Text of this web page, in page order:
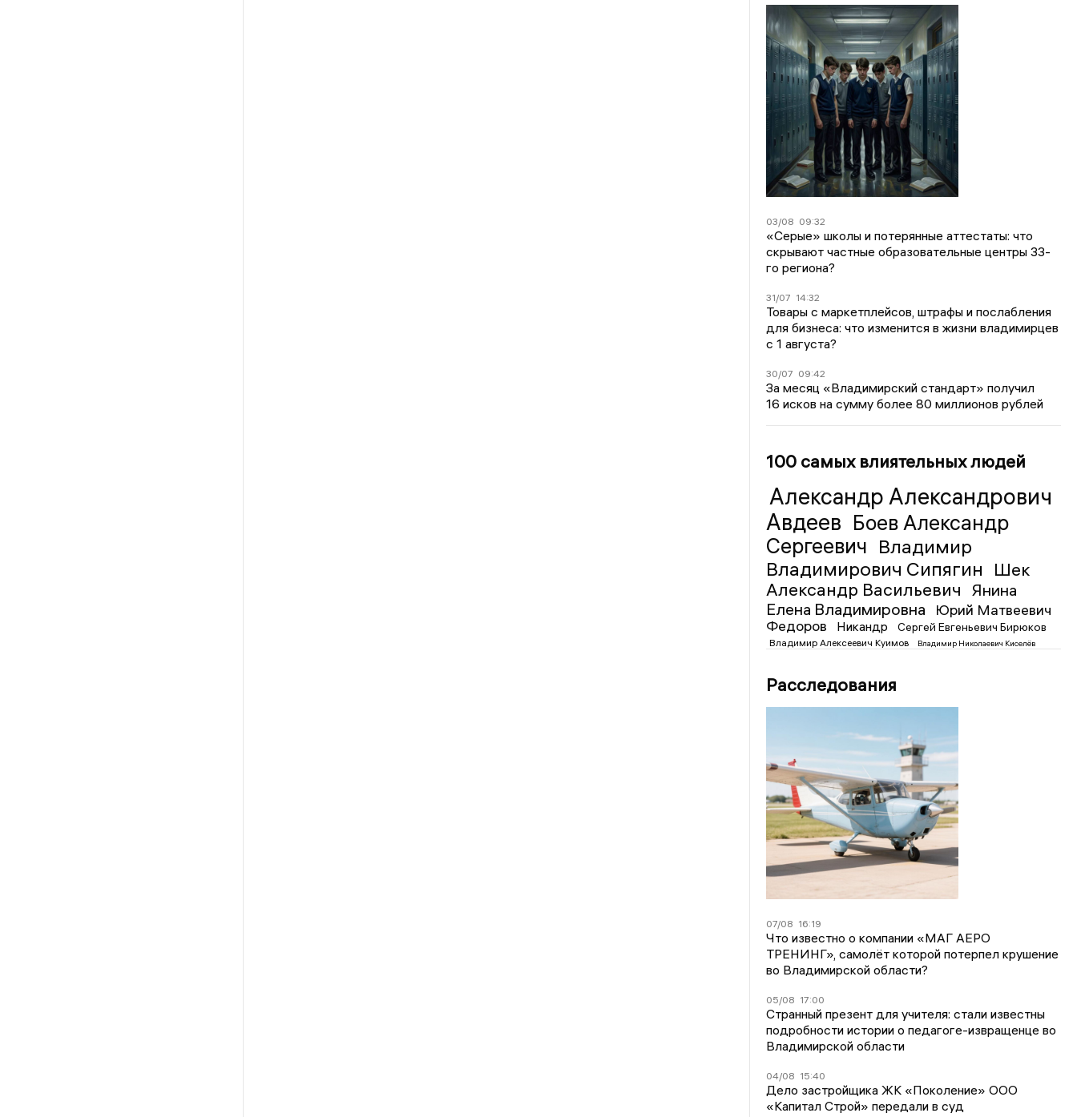
03/08 09:32
«Серые» школы и потерянные аттестаты: что
скрывают частные образовательные центры 33-
го региона?
31/07 14:32
Товары с маркетплейсов, штрафы и послабления
для бизнеса: что изменится в жизни владимирцев
с 1 августа?
30/07 09:42
За месяц «Владимирский стандарт» получил
16 исков на сумму более 80 миллионов рублей
100 самых влиятельных людей
Александр Александрович
Авдеев Боев Александр
Сергеевич Владимир
Владимирович Сипягин Шек
Александр Васильевич
Янина
Елена Владимировна
Юрий Матвеевич
Федоров
Никандр Сергей Евгеньевич Бирюков
Владимир Алексеевич Куимов Владимир Николаевич Киселёв
Расследования
07/08 16:19
Что известно о компании «МАГ АЕРО
ТРЕНИНГ», самолёт которой потерпел крушение
во Владимирской области?
05/08 17:00
Странный презент для учителя: стали известны
подробности истории о педагоге-извращенце во
Владимирской области
04/08 15:40
Дело застройщика ЖК «Поколение» ООО
«Капитал Строй» передали в суд